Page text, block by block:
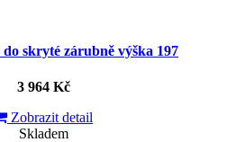
skryté zárubně výška 197
3 964 Kč
Zobrazit detail
Skladem